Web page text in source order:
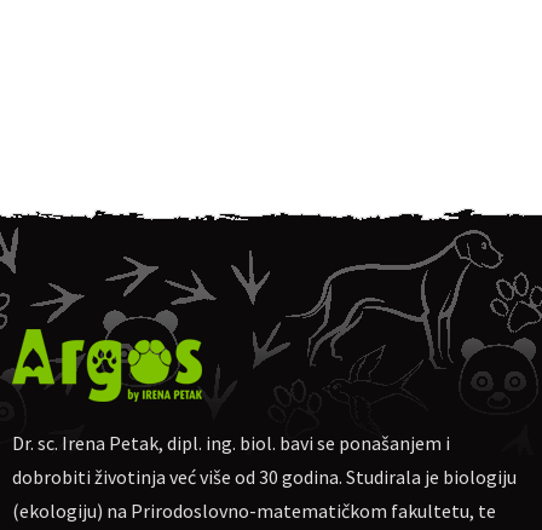
Dr. sc. Irena Petak, dipl. ing. biol. bavi se ponašanjem i
dobrobiti životinja već više od 30 godina. Studirala je biologiju
(ekologiju) na Prirodoslovno-matematičkom fakultetu, te